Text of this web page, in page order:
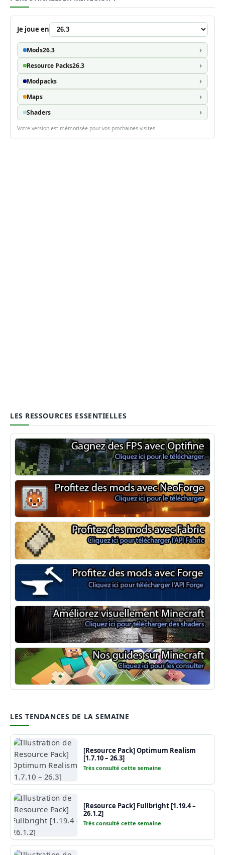
Je joue en
Mods26.3
Resource Packs26.3
Modpacks
Maps
Shaders
Votre version est mémorisée pour vos prochaines visites.
LES RESSOURCES ESSENTIELLES
Optifine
NeoForge
Minecraft Fabric
Minecraft Forge
Shaders Minecraft
Guide Minecraft
LES TENDANCES DE LA SEMAINE
[Resource Pack] Optimum Realism
[1.7.10 – 26.3]
Très consulté cette semaine
[Resource Pack] Fullbright [1.19.4 –
26.1.2]
Très consulté cette semaine